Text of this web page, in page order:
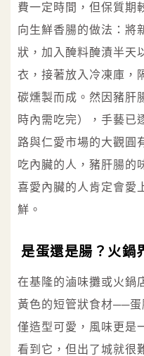
費一定時間，但保質期
向生鮮香腸的做法：將
狀，加入醃料醃漬半天
衣，接著放入冷凍庫，
碳燻製而成。然因豬肝
時內需吃完），手藝已
路與仁愛市場的大觀圓
吃內臟的人，豬肝腸的
喜愛內臟的人肯定會愛
鮮。
是蛋還是腸？火鍋
在基隆的滷味攤或火鍋
黃色的短管狀食材──
僅造型可愛，風味更是
看到它，但出了城就很